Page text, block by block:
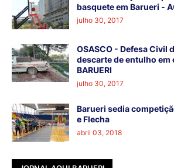
basquete em Barueri -
julho 30, 2017
OSASCO - Defesa Civil
descarte de entulho em
BARUERI
julho 30, 2017
Barueri sedia
e Flecha
abril 03, 2018